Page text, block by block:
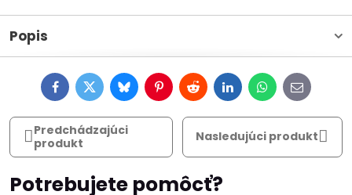
Popis
FacebookTwitterBlueskyPinterestRedditLinkedInWhatsApp
E-
mail
Predchádzajúci
produkt
Nasledujúci produkt
Potrebujete pomôcť?